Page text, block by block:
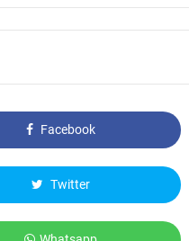
Facebook
Twitter